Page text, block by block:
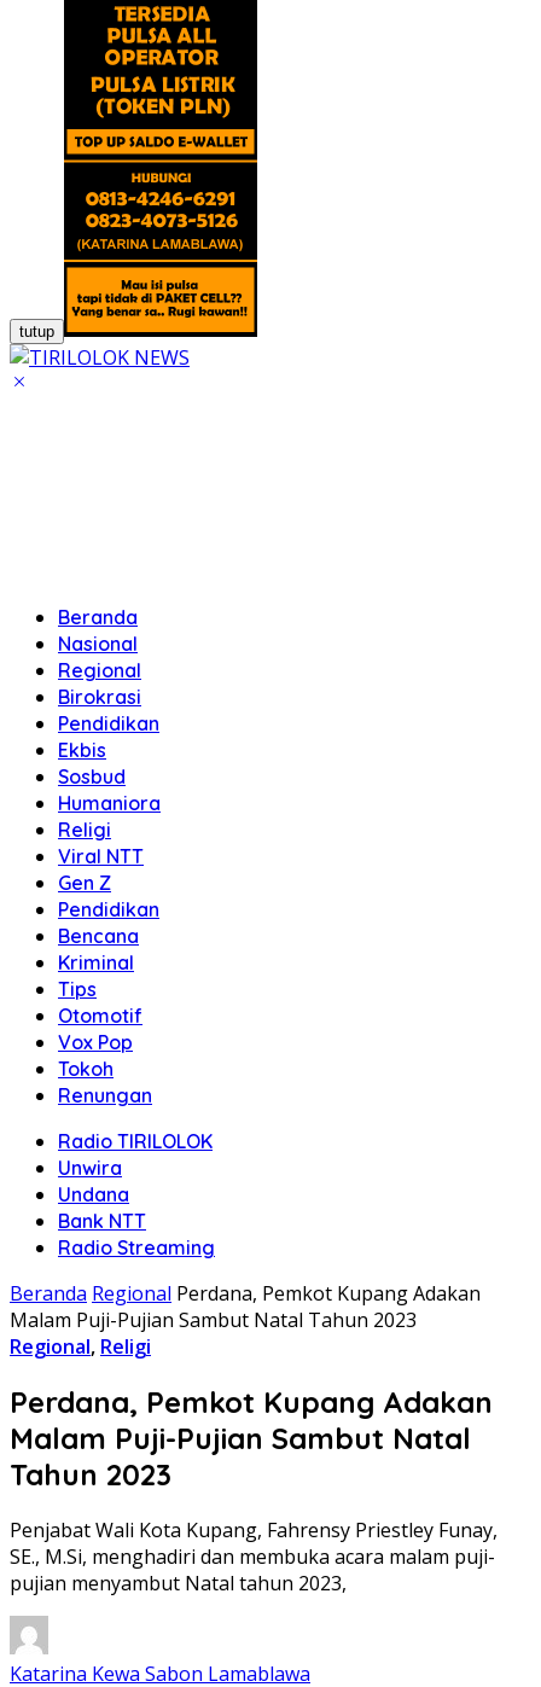
tutup
Beranda
Nasional
Regional
Birokrasi
Pendidikan
Ekbis
Sosbud
Humaniora
Religi
Viral NTT
Gen Z
Pendidikan
Bencana
Kriminal
Tips
Otomotif
Vox Pop
Tokoh
Renungan
Radio TIRILOLOK
Unwira
Undana
Bank NTT
Radio Streaming
Beranda Regional Perdana, Pemkot Kupang Adakan
Malam Puji-Pujian Sambut Natal Tahun 2023
Regional, Religi
Perdana, Pemkot Kupang Adakan
Malam Puji-Pujian Sambut Natal
Tahun 2023
Penjabat Wali Kota Kupang, Fahrensy Priestley Funay,
SE., M.Si, menghadiri dan membuka acara malam puji-
pujian menyambut Natal tahun 2023,
Katarina Kewa Sabon Lamablawa